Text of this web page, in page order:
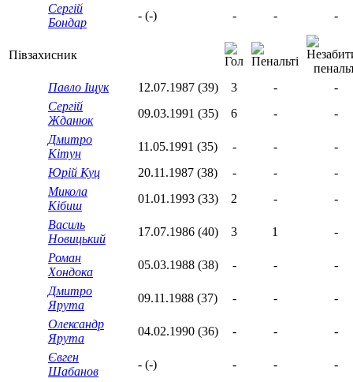
Сергій
Бондар
- (-) - - -
Півзахисник
Павло Іщук 12.07.1987 (39) 3 -
-
Сергій
Жданюк
09.03.1991 (35) 6 -
-
Дмитро
Кітун
11.05.1991 (35) - -
-
Юрій Куц
20.11.1987 (38) - -
-
Микола
Кібиш
01.01.1993 (33) 2 -
-
Василь
Новицький
17.07.1986 (40) 3 1
-
Роман
Хондока
05.03.1988 (38) - -
-
Дмитро
Ярута
09.11.1988 (37) - -
-
Олександр
Ярута
04.02.1990 (36) - -
-
Євген
Шабанов
- (-) - -
-